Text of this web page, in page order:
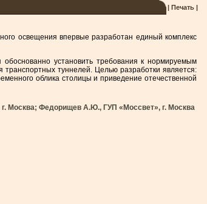
| Печать |
освещения впервые разработан единый комплекс
установить требования к нормируемым
туннелей. Целью разработки является:
облика столицы и приведение отечественной
Москва; Федорищев А.Ю., ГУП «Моссвет», г. Москва